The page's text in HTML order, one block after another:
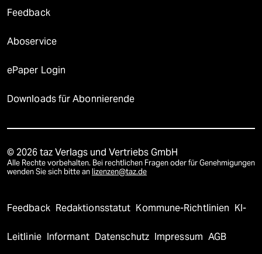
Feedback
Aboservice
ePaper Login
Downloads für Abonnierende
© 2026 taz Verlags und Vertriebs GmbH
Alle Rechte vorbehalten. Bei rechtlichen Fragen oder für Genehmigungen
wenden Sie sich bitte an lizenzen@taz.de
Feedback Redaktionsstatut Kommune-Richtlinien KI-
Leitlinie Informant Datenschutz Impressum AGB